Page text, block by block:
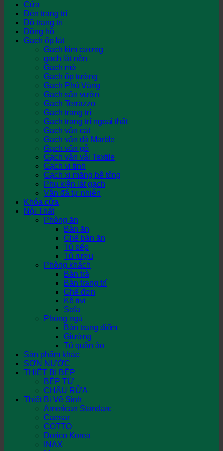
Cửa
Đèn trang trí
Đồ trang trí
Đồng hồ
Gạch ốp lát
Gạch kim cương
gạch lát nền
Gạch mờ
Gạch ốp tường
Gạch Phủ Vàng
Gạch sân vườn
Gạch Terrazzo
Gạch trang trí
Gạch trang trí ngoại thất
Gạch vân cát
Gạch vân đá Marble
Gạch vân gỗ
Gạch vân vải Textile
Gạch vi tinh
Gạch xi măng bê tông
Phụ kiện lát gạch
Vân đá tự nhiên
Khóa cửa
Nội Thất
Phòng ăn
Bàn ăn
Ghế bàn ăn
Tủ bếp
Tủ rượu
Phòng khách
Bàn trà
Bàn trang trí
Ghế đơn
Kệ tivi
Sofa
Phòng ngủ
Bàn trang điểm
Giường
Tủ quần áo
Sản phẩm khác
SƠN NƯỚC
THIẾT BỊ BẾP
BẾP TỪ
CHẬU RỬA
Thiết Bị Vệ Sinh
American Standard
Caesar
COTTO
Dorico Korea
INAX